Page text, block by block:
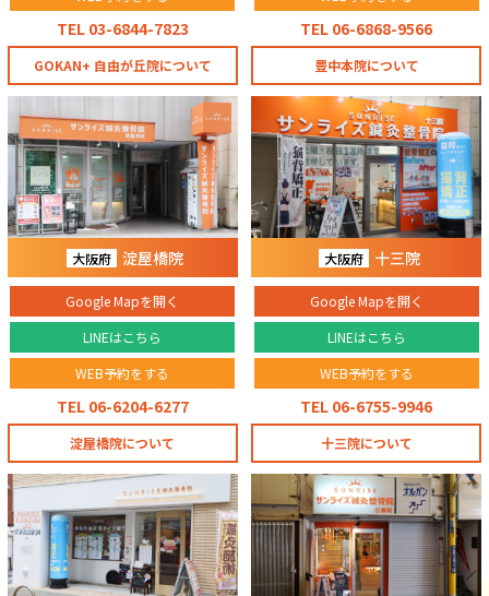
TEL 03-6844-7823
GOKAN+ 自由が丘院について
TEL 06-6868-9566
豊中本院について
大阪府 淀屋橋院
Google Mapを開く
LINEはこちら
WEB予約をする
TEL 06-6204-6277
淀屋橋院について
大阪府 十三院
Google Mapを開く
LINEはこちら
WEB予約をする
TEL 06-6755-9946
十三院について